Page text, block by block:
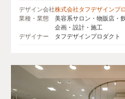
デザイン会社株式会社タフデザインプ
業種・業態
美容系サロン・物販店・
企画・設計・施工
デザイナー
タフデザインプロダクト